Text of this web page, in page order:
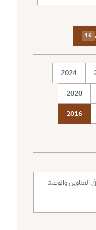
16
2024
2020
2016